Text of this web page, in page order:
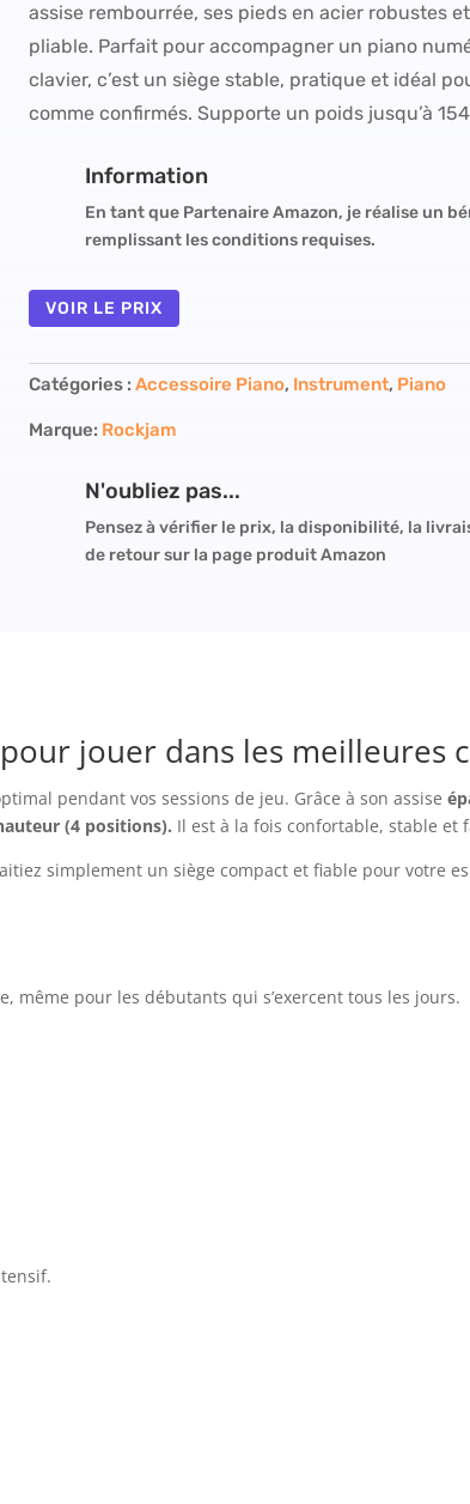
assise rembourrée, ses pieds en acier robustes
pliable. Parfait pour accompagner un piano
clavier, c’est un siège stable, pratique et idéal
comme confirmés. Supporte un poids jusqu’à
Information
En tant que Partenaire Amazon, je réalise un
remplissant les conditions requises.
VOIR LE PRIX
Catégories :Accessoire Piano, Instrument, Piano
Marque: Rockjam
N'oubliez pas...
Pensez à vérifier le prix, la disponibilité, la
de retour sur la page produit Amazon
jouer dans les meilleures
pendant vos sessions de jeu. Grâce à son assise
(4 positions). Il est à la fois confortable, stable et
simplement un siège compact et fiable pour votre
même pour les débutants qui s’exercent tous les jours.